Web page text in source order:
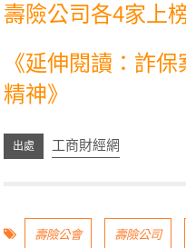
壽險公司各4家上榜
《延伸閱讀：詐
精神》
工商財經網
壽險公會 壽險公司